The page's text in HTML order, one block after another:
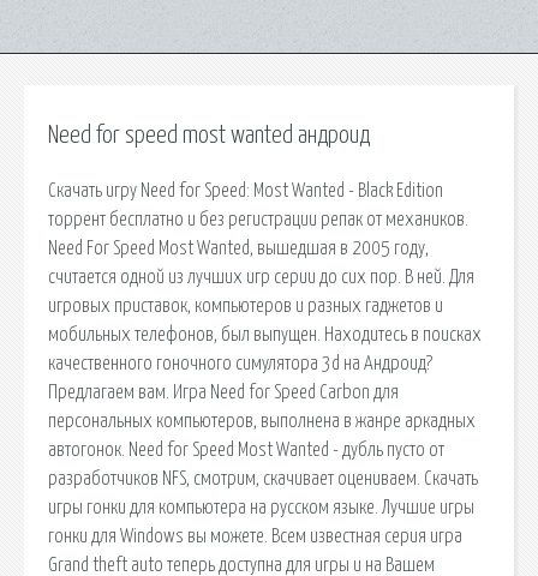
Need for speed most wanted андроид
Скачать игру Need for Speed: Most Wanted - Black Edition
торрент бесплатно и без регистрации репак от механиков.
Need For Speed Most Wanted, вышедшая в 2005 году,
считается одной из лучших игр серии до сих пор. В ней. Для
игровых приставок, компьютеров и разных гаджетов и
мобильных телефонов, был выпущен. Находитесь в поисках
качественного гоночного симулятора 3d на Андроид?
Предлагаем вам. Игра Need for Speed Carbon для
персональных компьютеров, выполнена в жанре аркадных
автогонок. Need for Speed Most Wanted - дубль пусто от
разработчиков NFS, смотрим, скачивает оцениваем. Скачать
игры гонки для компьютера на русском языке. Лучшие игры
гонки для Windows вы можете. Всем известная серия игра
Grand theft auto теперь доступна для игры и на Вашем